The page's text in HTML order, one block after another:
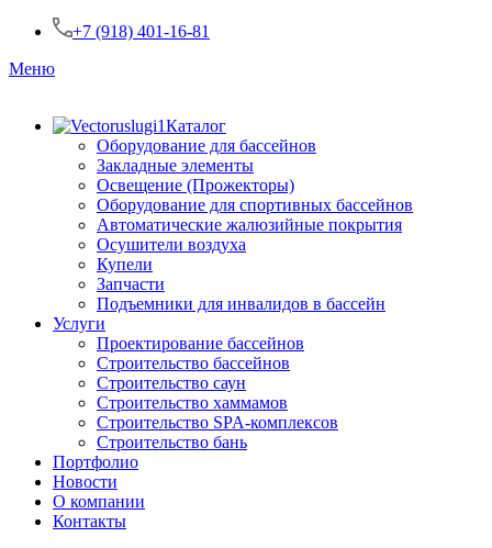
+7 (918) 401-16-81
Меню
Каталог
Оборудование для бассейнов
Закладные элементы
Освещение (Прожекторы)
Оборудование для спортивных бассейнов
Автоматические жалюзийные покрытия
Осушители воздуха
Купели
Запчасти
Подъемники для инвалидов в бассейн
Услуги
Проектирование бассейнов
Строительство бассейнов
Строительство саун
Строительство хаммамов
Строительство SPA-комплексов
Строительство бань
Портфолио
Новости
O компании
Контакты